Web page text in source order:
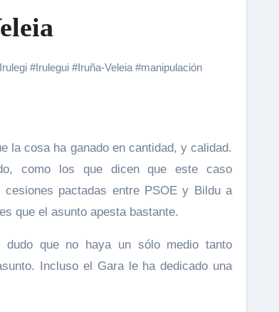
Irulegi #Irulegui #Iruña-Veleia #manipulación
la cosa ha ganado en cantidad, y calidad.
como los que dicen que este caso
pactadas entre PSOE y Bildu a
que el asunto apesta bastante.
dudo que no haya un sólo medio tanto
Incluso el Gara le ha dedicado una